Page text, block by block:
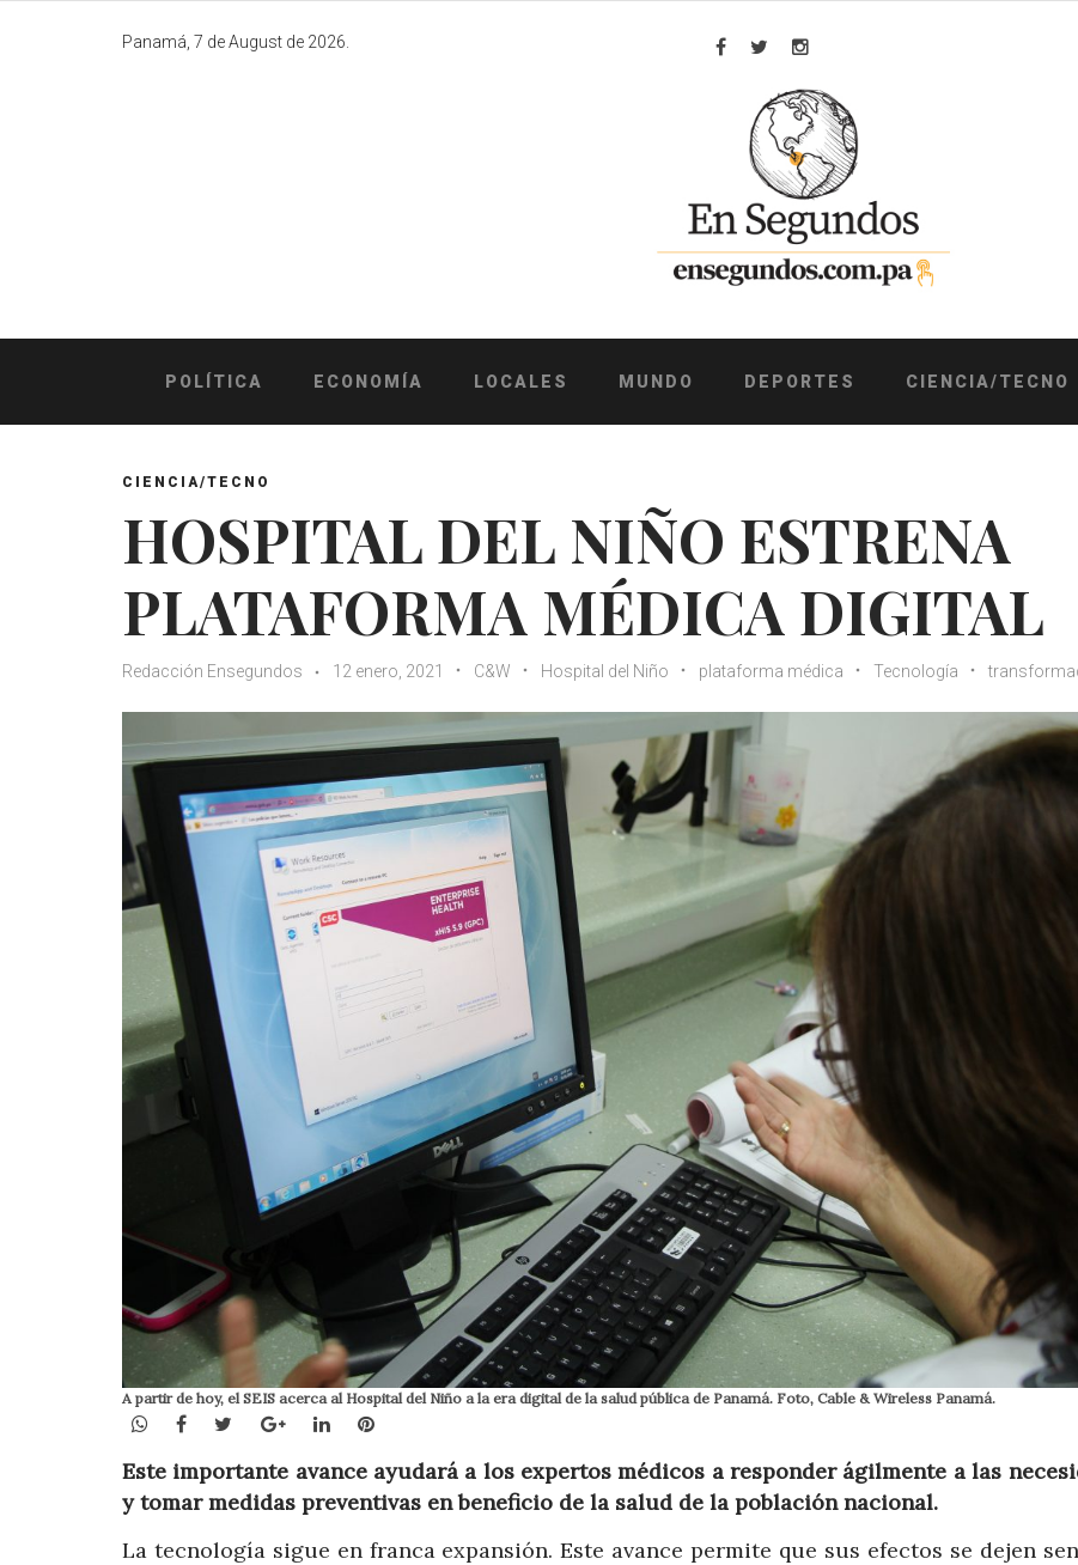
Panamá, 7 de August de 2026.
Facebook
TwitterInstagram
POLÍTICA ECONOMÍA LOCALES MUNDO DEPORTES CIENCIA/TECNO
CIENCIA/TECNO
HOSPITAL DEL NIÑO ESTRENA
PLATAFORMA MÉDICA DIGITAL
Redacción Ensegundos 12 enero, 2021 C&W Hospital del Niño plataforma médica Tecnología
A partir de hoy, el SEIS acerca al Hospital del Niño a la era digital de la salud pública de Panamá. Foto, Cable & Wireless Panamá.
WhatsApp
Facebook
TwitterGoogle+LinkedInPinterest
Este importante avance ayudará a los expertos médicos a responder ágilmente a las
y tomar medidas preventivas en beneficio de la salud de la población nacional.
La tecnología sigue en franca expansión. Este avance permite que sus efectos se dejen